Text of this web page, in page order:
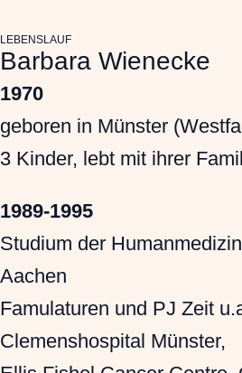
LEBENSLAUF
Barbara Wienecke
1970
geboren in Münster
3 Kinder, lebt mit ihrer
1989-1995
Studium der
Aachen
Famulaturen und PJ Zeit
Clemenshospital Münster,